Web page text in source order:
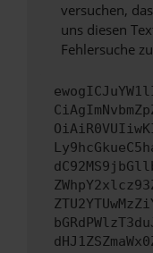
versuchen,
uns diesen
Fehlersuche